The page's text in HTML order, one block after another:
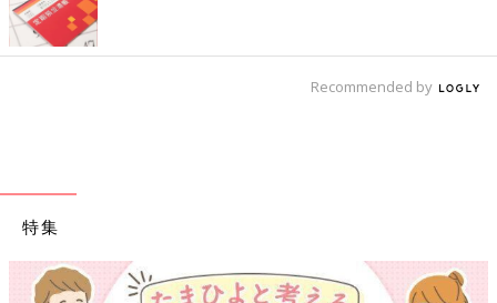
Recommended by
特集